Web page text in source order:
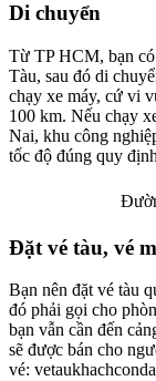
Di chuyển
Từ TP HCM, bạn có
Tàu, sau đó di
chạy xe máy, cứ vi
100 km. Nếu chạy
Nai, khu công
tốc độ đúng quy
Đặt vé tàu, vé
Bạn nên đặt vé tàu
đó phải gọi cho
bạn vẫn cần đến
sẽ được bán cho
vé: